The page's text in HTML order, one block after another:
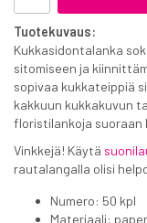
Tuotekuvaus:
Kukkasidontalanka
sitomiseen ja
sopivaa kukkateippiä
kakkuun kukkakuvun
floristilankoja suoraan
Vinkkejä! Käytä
rautalangalla olisi
Numero: 50 kpl
Materiaali: